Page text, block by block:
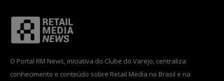
O Portal RM News, iniciativa do Clube do Varejo, centraliza
conhecimento e conteúdo sobre Retail Media no Brasil e na